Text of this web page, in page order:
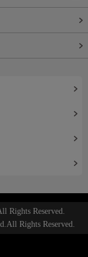
Rights Reserved.
Rights Reserved.